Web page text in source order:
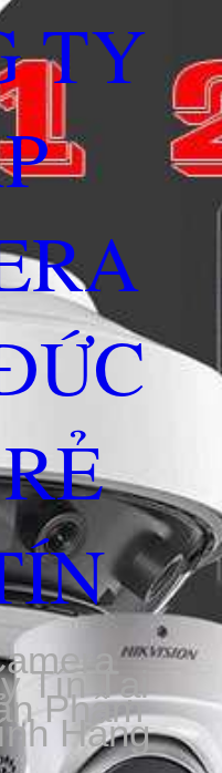
TY
Tín Tại
Phẩm
Hãng